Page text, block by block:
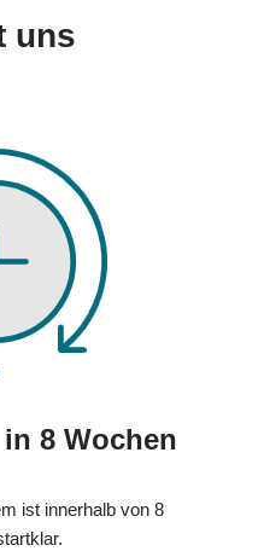
uns
8 Wochen
ist innerhalb von 8